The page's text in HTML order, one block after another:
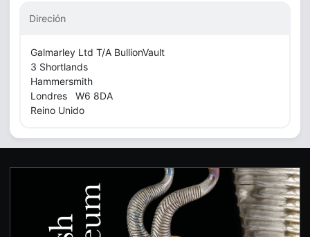
Direción
Galmarley Ltd T/A BullionVault
3 Shortlands
Hammersmith
Londres W6 8DA
Reino Unido